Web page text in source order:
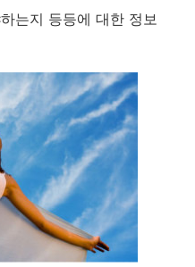
는지 등등에 대한 정보